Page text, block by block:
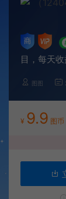
目，每天
图图
¥ 9.9 图币